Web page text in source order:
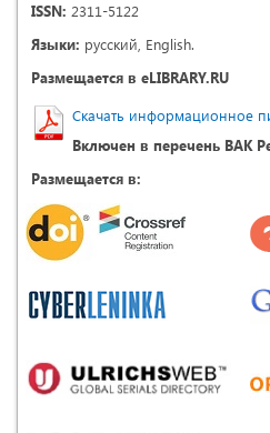
ISSN: 2311-5122
Языки: русский, English.
Размещается в eLIBRARY.RU
Скачать информационное
Включен в перечень ВАК
Размещается в: